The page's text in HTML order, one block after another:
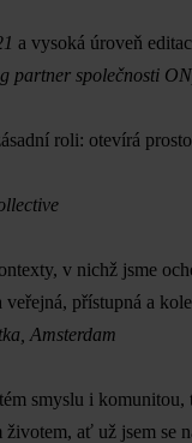
a vysoká úroveň
partner společnosti
roli: otevírá
v nichž jsme
přístupná a
Amsterdam
smyslu i
ať už jsem se